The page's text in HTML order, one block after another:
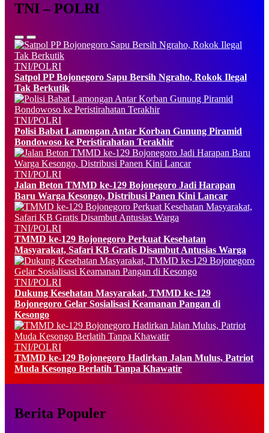
TNI – POLRI
TNI/POLRI
Satpol PP Bojonegoro Sapu Bersih Ngraho, Rokok Ilegal
Tak Berkutik
TNI/POLRI
Polisi Babat Lamongan Antar Korban Gunung Piramid
Bondowoso ke Peristirahatan Terakhir
TNI/POLRI
Jalan Beton TMMD ke-129 Bojonegoro Jadi Harapan
Baru Warga Kesongo, Distribusi Panen Kini Lancar
TNI/POLRI
TMMD ke-129 Bojonegoro Perkuat Kesehatan
Masyarakat, Safari KB Gratis Disambut Antusias Warga
TNI/POLRI
Dukung Kesehatan Masyarakat, TMMD ke-129
Bojonegoro Gelar Sosialisasi Keamanan Pangan di
Kesongo
TNI/POLRI
TMMD ke-129 Bojonegoro Hadirkan Jalan Mulus, Patriot
Muda Kesongo Berlatih Tanpa Khawatir
Berita Populer